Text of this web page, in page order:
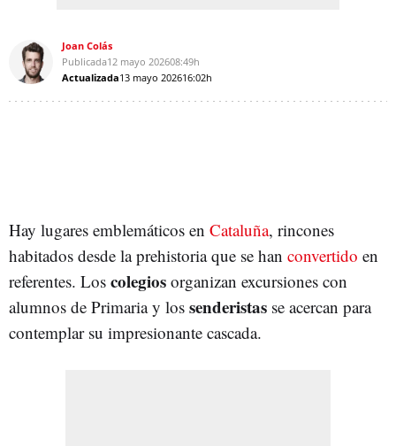
Joan Colás
Publicada12 mayo 202608:49h
Actualizada13 mayo 202616:02h
Hay lugares emblemáticos en Cataluña, rincones
habitados desde la prehistoria que se han convertido en
referentes. Los colegios organizan excursiones con
alumnos de Primaria y los senderistas se acercan para
contemplar su impresionante cascada.